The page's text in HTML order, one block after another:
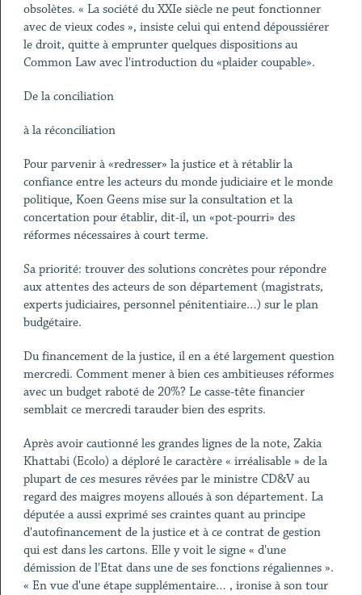
obsolètes. « La société du XXIe siècle ne peut fonctionner
avec de vieux codes », insiste celui qui entend dépoussiérer
le droit, quitte à emprunter quelques dispositions au
Common Law avec l'introduction du «plaider coupable».
De la conciliation
à la réconciliation
Pour parvenir à «redresser» la justice et à rétablir la
confiance entre les acteurs du monde judiciaire et le monde
politique, Koen Geens mise sur la consultation et la
concertation pour établir, dit-il, un «pot-pourri» des
réformes nécessaires à court terme.
Sa priorité: trouver des solutions concrètes pour répondre
aux attentes des acteurs de son département (magistrats,
experts judiciaires, personnel pénitentiaire…) sur le plan
budgétaire.
Du financement de la justice, il en a été largement question
mercredi. Comment mener à bien ces ambitieuses réformes
avec un budget raboté de 20%? Le casse-tête financier
semblait ce mercredi tarauder bien des esprits.
Après avoir cautionné les grandes lignes de la note, Zakia
Khattabi (Ecolo) a déploré le caractère « irréalisable » de la
plupart de ces mesures rêvées par le ministre CD&V au
regard des maigres moyens alloués à son département. La
députée a aussi exprimé ses craintes quant au principe
d'autofinancement de la justice et à ce contrat de gestion
qui est dans les cartons. Elle y voit le signe « d'une
démission de l'Etat dans une de ses fonctions régaliennes ».
« En vue d'une étape supplémentaire… , ironise à son tour